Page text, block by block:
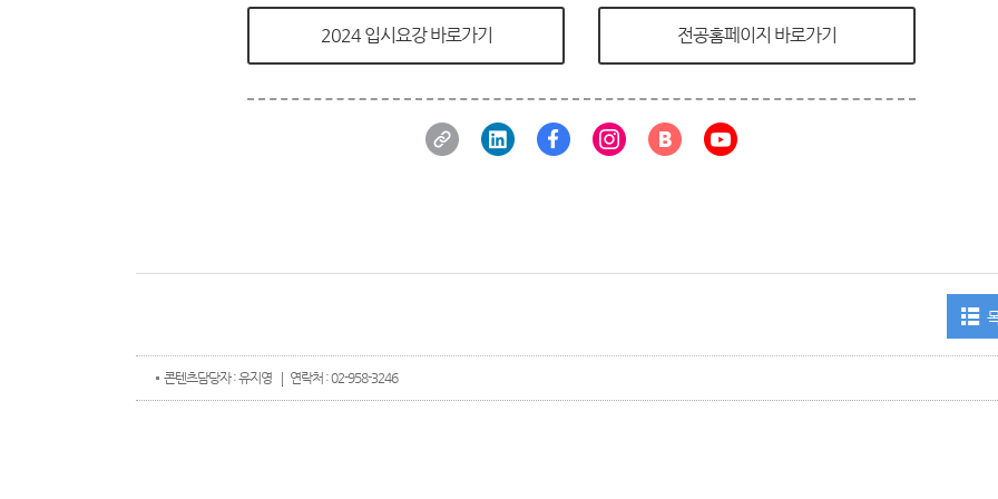
2024 입시요강 바로가기 전공홈페이지 바로가기
콘텐츠담당자 : 유지영 연락처 : 02-958-3246